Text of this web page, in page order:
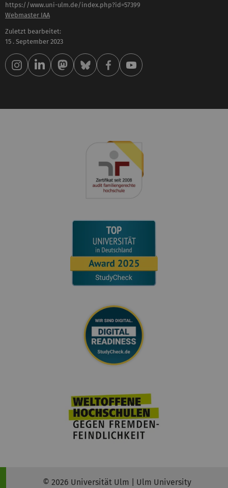
https://www.uni-ulm.de/index.php?id=57399
Webmaster IAA
Zuletzt bearbeitet:
15 . September 2023
© 2026 Universität Ulm | Ulm University